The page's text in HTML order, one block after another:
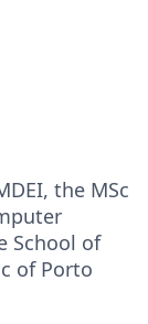
the MSc
School of
of Porto